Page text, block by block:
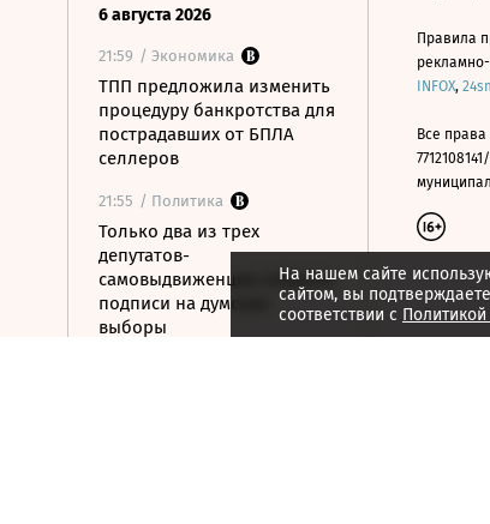
6 августа 2026
21:59 / Экономика
ТПП предложила изменить
процедуру банкротства для
пострадавших от БПЛА
селлеров
21:55 / Политика
Только два из трех
депутатов-
самовыдвиженцев собрали
подписи на думские
выборы
На нашем сайте
сайтом, вы
соответствии с
Правила
INFOX,
Все